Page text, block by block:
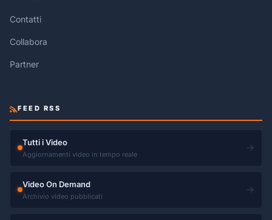
Contatti
Collabora
Partner
FEED RSS
Tutti i Video
Aggiornamenti video in tempo reale
→
Video On Demand
Archivio video pubblicati
→